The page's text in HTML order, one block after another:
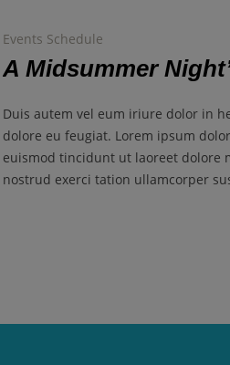
Events Schedule
A Midsummer
Duis autem vel eum iriure dolor in
dolore eu feugiat. Lorem ipsum
euismod tincidunt ut laoreet dolore
nostrud exerci tation ullamcorper